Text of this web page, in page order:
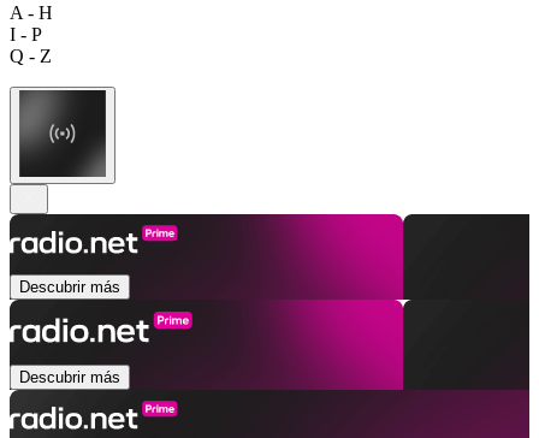
A - H
I - P
Q - Z
Descubrir más
Descubrir más